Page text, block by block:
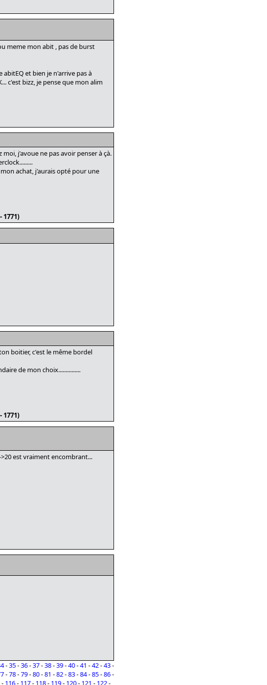
meme mon abit , pas de burst
et bien je n'arrive pas à
c'est bizz, je pense que mon alim
j'avoue ne pas avoir penser à çà.
achat, j'aurais opté pour une
boitier, c'est le même bordel
de mon choix...............
est vraiment encombrant...
-35-36-37-38-39-40-41 -42-43-
-78-79-80-81 -82-83-84-85-86-
- 116- 117- 118- 119- 120- 121 - 122-